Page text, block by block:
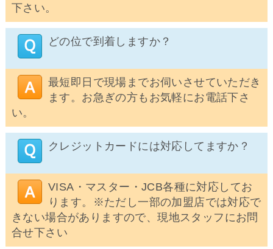
下さい。
どの位で到着しますか？
最短即日で現場までお伺いさせていただき
ます。お急ぎの方もお気軽にお電話下さ
い。
クレジットカードには対応してますか？
VISA・マスター・JCB各種に対応してお
ります。※ただし一部の加盟店では対応で
きない場合がありますので、現地スタッフにお問
合せ下さい